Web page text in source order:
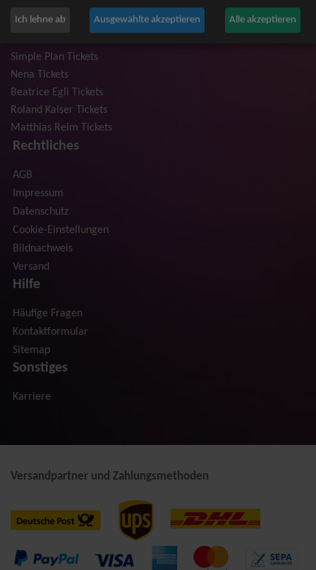
Trailerpark & Friends Tickets
Simple Plan Tickets
Nena Tickets
Beatrice Egli Tickets
Roland Kaiser Tickets
Matthias Reim Tickets
Rechtliches
AGB
Impressum
Datenschutz
Cookie-Einstellungen
Bildnachweis
Versand
Hilfe
Häufige Fragen
Kontaktformular
Sitemap
Sonstiges
Karriere
Versandpartner und Zahlungsmethoden
Ich lehne ab Ausgewählte akzeptieren Alle akzeptieren